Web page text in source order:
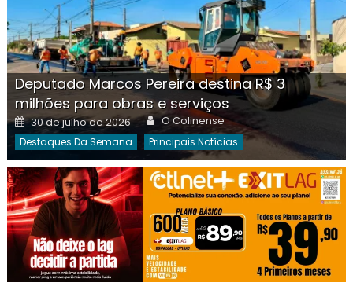
Deputado Marcos Pereira destina R$ 3
milhões para obras e serviços
Posted
on
30 de julho de 2026 Author
O Colinense
Destaques Da Semana Principais Notícias